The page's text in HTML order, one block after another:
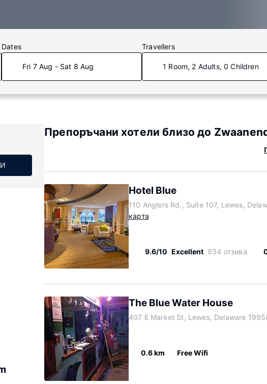
Dates
Fri 7 Aug - Sat 8 Aug
Travellers
1 Room, 2 Adults, 0 Children
Препоръчани хотели близо до
Hotel Blue
110 Anglers Rd., Suite 107, Lewes,
карта
9.6/10 Excellent 934 отзива
The Blue Water House
407 E Market St, Lewes, Delaware
0.6 km Free Wifi